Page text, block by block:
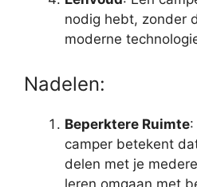
nodig hebt, zonder
moderne
Nadelen:
Beperktere Ruimte
camper betekent
delen met je
leren omgaan met